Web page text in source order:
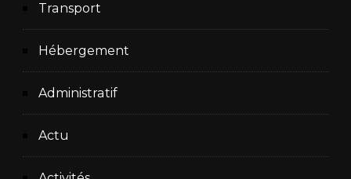
Transport
Hébergement
Administratif
Actu